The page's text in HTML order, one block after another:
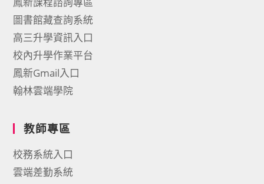
圖書館藏查詢系統
高三升學資訊入口
校內升學作業平台
鳳新Gmail入口
翰林雲端學院
教師專區
校務系統入口
雲端差勤系統